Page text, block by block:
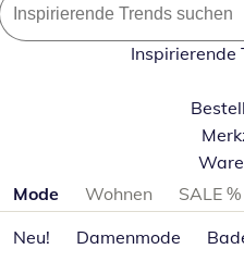
Inspirierende
Produktkategorien
Mode Wohnen SALE %
Neu!
Damenmode